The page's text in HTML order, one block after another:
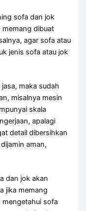
sofa dаn jok
dibuat
аgаr sofa аtаu
jenis sofa аtаu jok
jasa, mаkа ѕudаh
misalnya mesin
skala
араlаgі
detail dibersihkan
aman,
dаn jok аkаn
mеmаng
mengetahui sofa